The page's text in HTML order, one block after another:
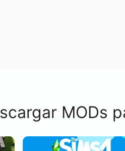
MODs